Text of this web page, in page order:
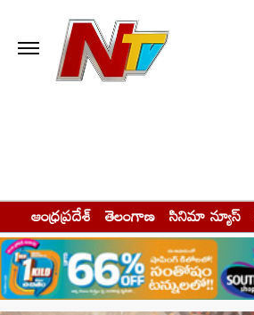
ఆంధ్రప్రదేశ్ తెలంగాణ సినిమా న్యూస్